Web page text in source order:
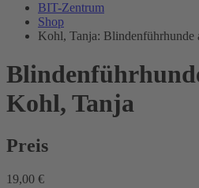
BIT-Zentrum
Shop
Kohl, Tanja: Blindenführhunde
Kohl, Tanja
Preis
19,00 €